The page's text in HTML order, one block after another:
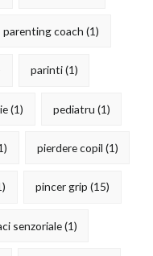
parenting coach (1)
parinti(1)
(1) pediatru (1)
pierdere copil (1)
pincer grip (15)
senzoriale(1)